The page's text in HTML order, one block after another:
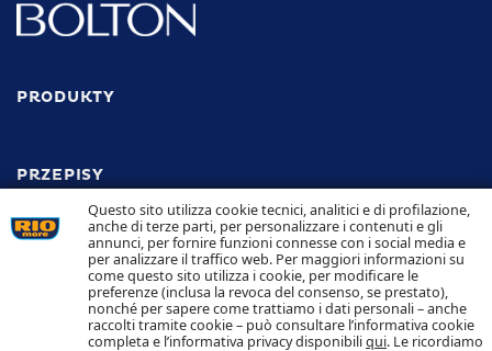
Questo sito utilizza cookie tecnici, analitici e di profilazione,
anche di terze parti, per personalizzare i contenuti e gli
annunci, per fornire funzioni connesse con i social media e
per analizzare il traffico web. Per maggiori informazioni su
come questo sito utilizza i cookie, per modificare le
preferenze (inclusa la revoca del consenso, se prestato),
nonché per sapere come trattiamo i dati personali – anche
raccolti tramite cookie – può consultare l’informativa cookie
completa e l’informativa privacy disponibiliqui. Le ricordiamo
PRODUKTY
PRZEPISY
Odkryj wszystkie przepisy
ODPOWIEDZIALNOŚĆ
TRACEABILITY
KONTAKT
POLITYKA COOKIES I PRYWATNOŚCI